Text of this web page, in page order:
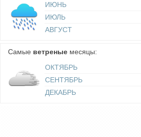
ИЮНЬ
ИЮЛЬ
АВГУСТ
Самые ветреные месяцы:
ОКТЯБРЬ
СЕНТЯБРЬ
ДЕКАБРЬ